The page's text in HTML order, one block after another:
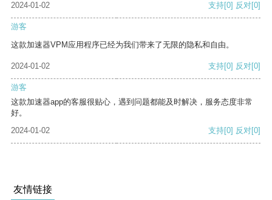
2024-01-02 支持[0] 反对[0]
游客
这款加速器VPM应用程序已经为我们带来了无限的隐私和自由。
2024-01-02 支持[0] 反对[0]
游客
这款加速器app的客服很贴心，遇到问题都能及时解决，服务态度非常
好。
2024-01-02
支持[0] 反对[0]
友情链接